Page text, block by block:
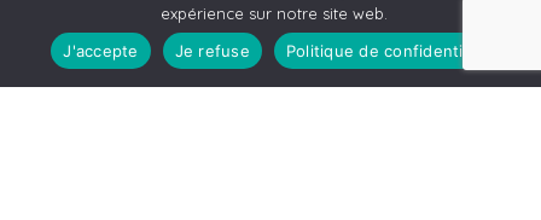
expérience sur notre site web.
J'accepte
Je refuse Politique de confidentialité